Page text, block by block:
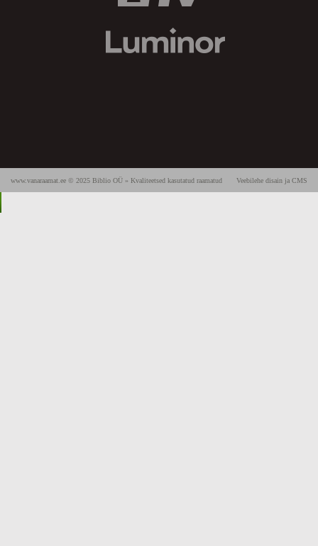
Veebilehe disain ja CMS
www.vanaraamat.ee © 2025 Biblio OÜ » Kvaliteetsed kasutatud raamatud